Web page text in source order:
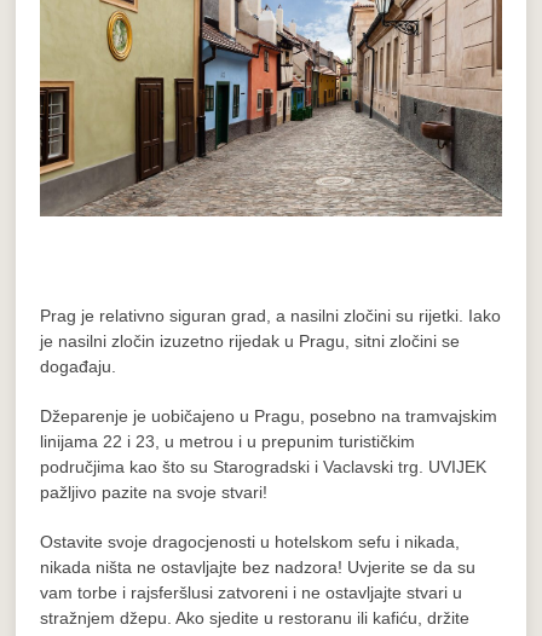
Prag je relativno siguran grad, a nasilni zločini su rijetki. Iako
je nasilni zločin izuzetno rijedak u Pragu, sitni zločini se
događaju.
Džeparenje je uobičajeno u Pragu, posebno na tramvajskim
linijama 22 i 23, u metrou i u prepunim turističkim
područjima kao što su Starogradski i Vaclavski trg. UVIJEK
pažljivo pazite na svoje stvari!
Ostavite svoje dragocjenosti u hotelskom sefu i nikada,
nikada ništa ne ostavljajte bez nadzora! Uvjerite se da su
vam torbe i rajsferšlusi zatvoreni i ne ostavljajte stvari u
stražnjem džepu. Ako sjedite u restoranu ili kafiću, držite